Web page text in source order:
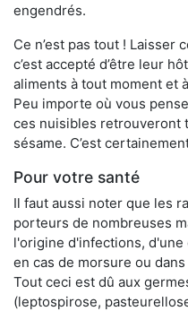
engendrés.
Ce n’est pas tout ! Laisser
c’est accepté d’être leur
aliments à tout moment et
Peu importe où vous
ces nuisibles retrouveront
sésame. C’est
Pour votre santé
Il faut aussi noter que les
porteurs de nombreuses
l'origine d'infections,
en cas de morsure ou
Tout ceci est dû aux
(leptospirose,